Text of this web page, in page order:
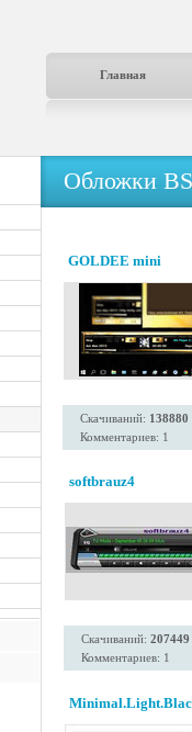
Главная
Обложки
GOLDEE mini
Скачиваний: 138880
Комментариев: 1
softbrauz4
Скачиваний: 207449
Комментариев: 1